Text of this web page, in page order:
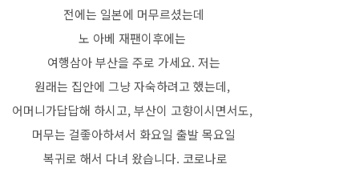
전에는 일본에 머무르셨는데
노 아베 재팬이후에는
여행삼아 부산을 주로 가세요. 저는
원래는 집안에 그냥 자숙하려고 했는데,
어머니가답답해 하시고, 부산이 고향이시면서도,
머무는 걸좋아하셔서 화요일 출발 목요일
복귀로 해서 다녀 왔습니다. 코로나로